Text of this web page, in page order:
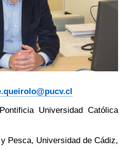
Universidad Católica
Pesca, Universidad de Cádiz,